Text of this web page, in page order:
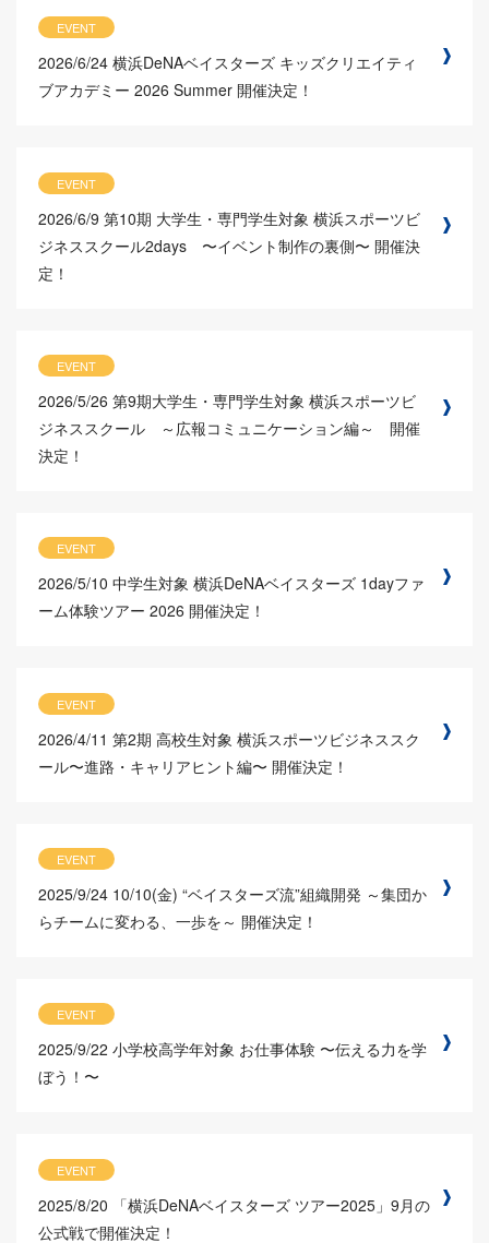
EVENT
2026/6/24 横浜DeNAベイスターズ キッズクリエイティ
ブアカデミー 2026 Summer 開催決定！
EVENT
2026/6/9 第10期 大学生・専門学生対象 横浜スポーツビ
ジネススクール2days 〜イベント制作の裏側〜 開催決
定！
EVENT
2026/5/26 第9期大学生・専門学生対象 横浜スポーツビ
ジネススクール ～広報コミュニケーション編～ 開催
決定！
EVENT
2026/5/10 中学生対象 横浜DeNAベイスターズ 1dayファ
ーム体験ツアー 2026 開催決定！
EVENT
2026/4/11 第2期 高校生対象 横浜スポーツビジネススク
ール〜進路・キャリアヒント編〜 開催決定！
EVENT
2025/9/24 10/10(金) “ベイスターズ流”組織開発 ～集団か
らチームに変わる、一歩を～ 開催決定！
EVENT
2025/9/22 小学校高学年対象 お仕事体験 〜伝える力を学
ぼう！〜
EVENT
2025/8/20
「横浜DeNAベイスターズ ツアー2025」9月の
公式戦で開催決定！